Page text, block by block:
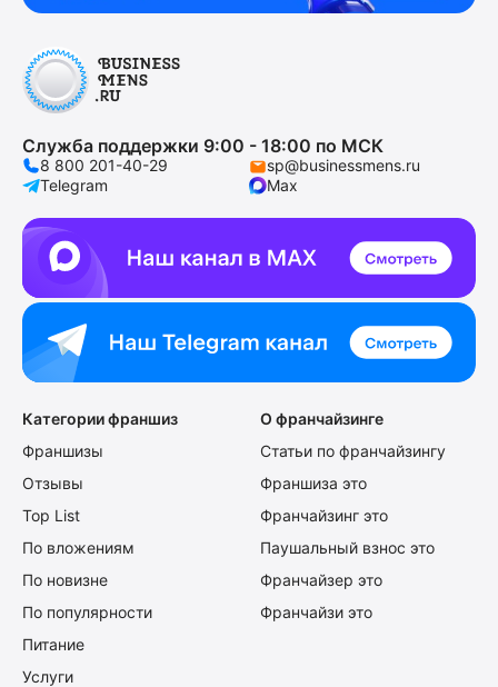
Служба поддержки 9:00 - 18:00 по МСК
8 800 201-40-29
sp@businessmens.ru
Telegram
Max
Категории франшиз
Франшизы
Отзывы
Top List
По вложениям
По новизне
По популярности
Питание
Услуги
О франчайзинге
Статьи по франчайзингу
Франшиза это
Франчайзинг это
Паушальный взнос это
Франчайзер это
Франчайзи это